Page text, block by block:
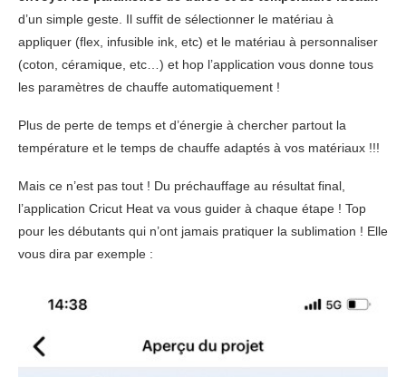
d’un simple geste. Il suffit de sélectionner le matériau à
appliquer (flex, infusible ink, etc) et le matériau à personnaliser
(coton, céramique, etc…) et hop l’application vous donne tous
les paramètres de chauffe automatiquement !
Plus de perte de temps et d’énergie à chercher partout la
température et le temps de chauffe adaptés à vos matériaux !!!
Mais ce n’est pas tout ! Du préchauffage au résultat final,
l’application Cricut Heat va vous guider à chaque étape ! Top
pour les débutants qui n’ont jamais pratiquer la sublimation ! Elle
vous dira par exemple :